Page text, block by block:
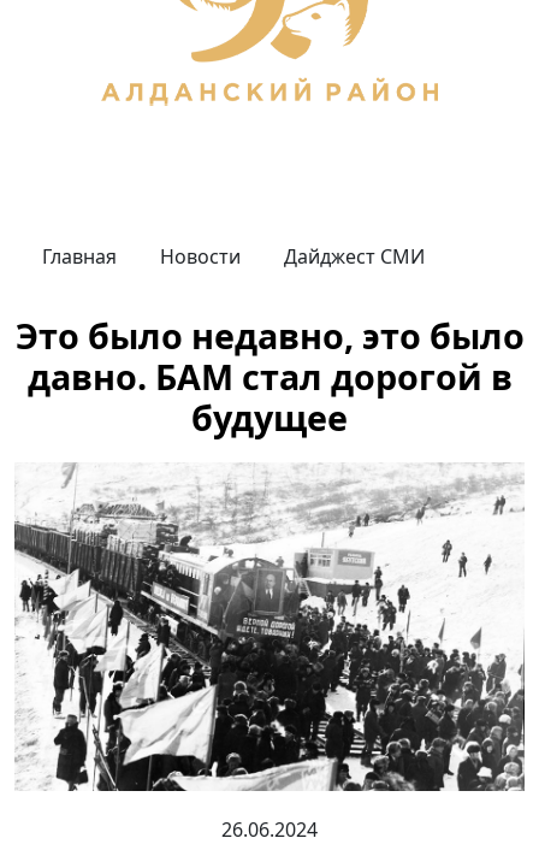
Главная Новости Дайджест СМИ
Это было недавно, это было
давно. БАМ стал дорогой в
будущее
26.06.2024